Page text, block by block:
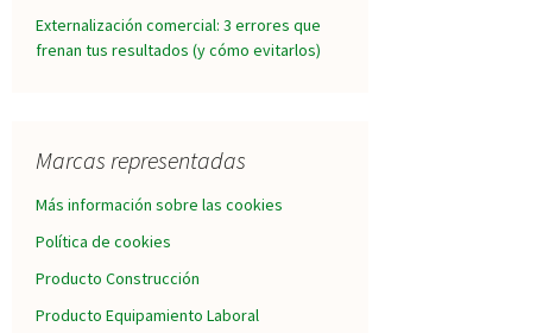
Externalización comercial: 3 errores que
frenan tus resultados (y cómo evitarlos)
Marcas representadas
Más información sobre las cookies
Política de cookies
Producto Construcción
Producto Equipamiento Laboral